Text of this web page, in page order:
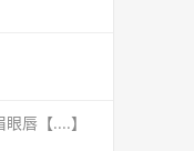
唇【....】